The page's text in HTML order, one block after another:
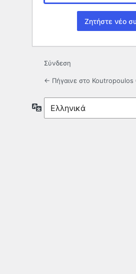
Σύνδεση
← Πήγαινε στο Koutropoulos
Γλώσσα